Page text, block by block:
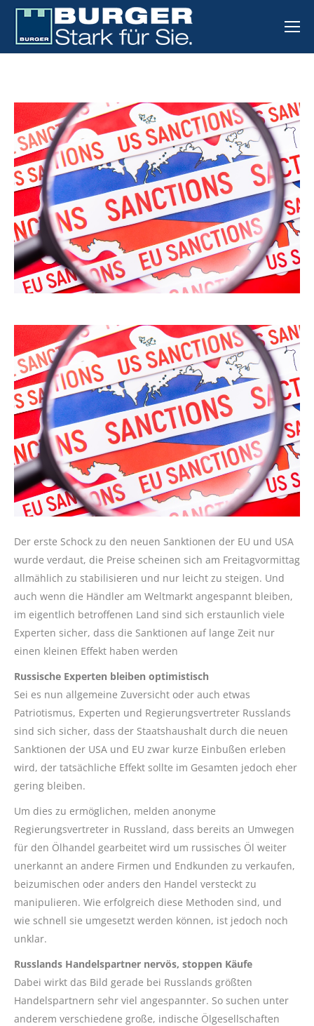
Der erste Schock zu den neuen Sanktionen der EU und USA
wurde verdaut, die Preise scheinen sich am Freitagvormittag
allmählich zu stabilisieren und nur leicht zu steigen. Und
auch wenn die Händler am Weltmarkt angespannt bleiben,
im eigentlich betroffenen Land sind sich erstaunlich viele
Experten sicher, dass die Sanktionen auf lange Zeit nur
einen kleinen Effekt haben werden
Russische Experten bleiben optimistisch
Sei es nun allgemeine Zuversicht oder auch etwas
Patriotismus, Experten und Regierungsvertreter Russlands
sind sich sicher, dass der Staatshaushalt durch die neuen
Sanktionen der USA und EU zwar kurze Einbußen erleben
wird, der tatsächliche Effekt sollte im Gesamten jedoch eher
gering bleiben.
Um dies zu ermöglichen, melden anonyme
Regierungsvertreter in Russland, dass bereits an Umwegen
für den Ölhandel gearbeitet wird um russisches Öl weiter
unerkannt an andere Firmen und Endkunden zu verkaufen,
beizumischen oder anders den Handel versteckt zu
manipulieren. Wie erfolgreich diese Methoden sind, und
wie schnell sie umgesetzt werden können, ist jedoch noch
unklar.
Russlands Handelspartner nervös, stoppen Käufe
Dabei wirkt das Bild gerade bei Russlands größten
Handelspartnern sehr viel angespannter. So suchen unter
anderem verschiedene große, indische Ölgesellschaften